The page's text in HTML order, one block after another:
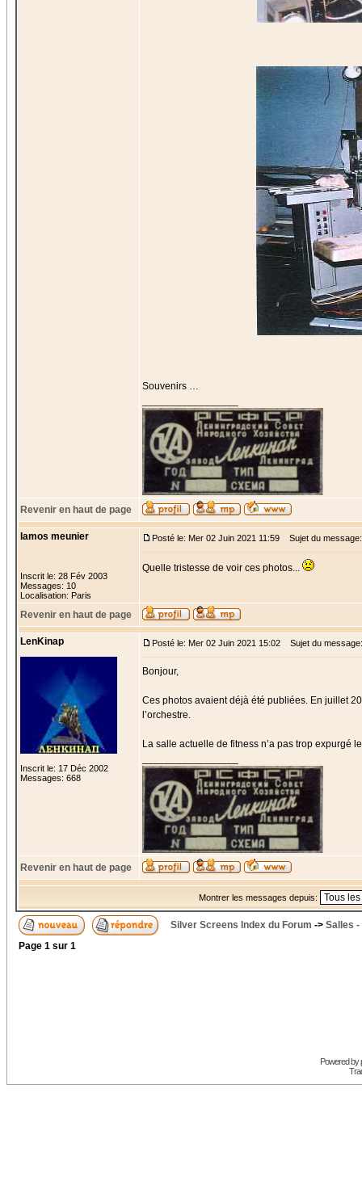
Souvenirs …
Revenir en haut de page
lamos meunier
Inscrit le: 28 Fév 2003
Messages: 10
Localisation: Paris
Posté le: Mer 02 Juin 2021 11:59 Sujet du message:
Quelle tristesse de voir ces photos...
Revenir en haut de page
LenKinap
Inscrit le: 17 Déc 2002
Messages: 668
Posté le: Mer 02 Juin 2021 15:02 Sujet du message:
Bonjour,
Ces photos avaient déjà été publiées. En juillet
l’orchestre.
La salle actuelle de fitness n’a pas trop expurgé
Revenir en haut de page
Montrer les messages depuis:
Silver Screens Index du Forum -> Salles
Page 1 sur 1
Powered by